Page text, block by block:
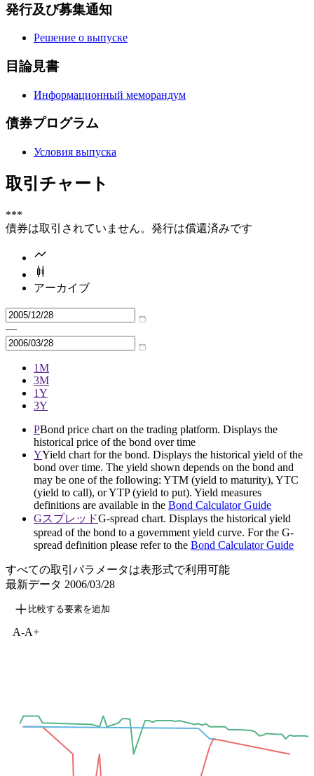
発行及び募集通知
Решение о выпуске
目論見書
Информационный меморандум
債券プログラム
Условия выпуска
取引チャート
***
債券は取引されていません。発行は償還済みです
アーカイブ
—
1M
3M
1Y
3Y
PBond price chart on the trading platform. Displays the
historical price of the bond over time
YYield chart for the bond. Displays the historical yield of the
bond over time. The yield shown depends on the bond and
may be one of the following: YTM (yield to maturity), YTC
(yield to call), or YTP (yield to put). Yield measures
definitions are available in the Bond Calculator Guide
GスプレッドG-spread chart. Displays the historical yield
spread of the bond to a government yield curve. For the G-
spread definition please refer to the Bond Calculator Guide
すべての取引パラメータは表形式で利用可能
最新データ 2006/03/28
比較する要素を追加